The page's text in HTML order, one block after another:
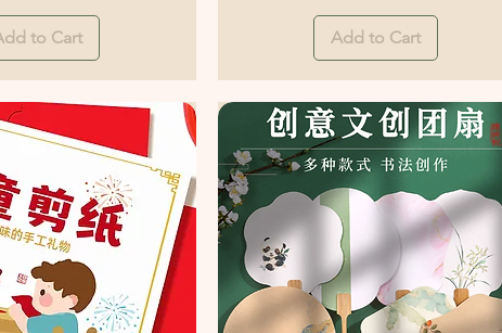
to Cart Add to Cart